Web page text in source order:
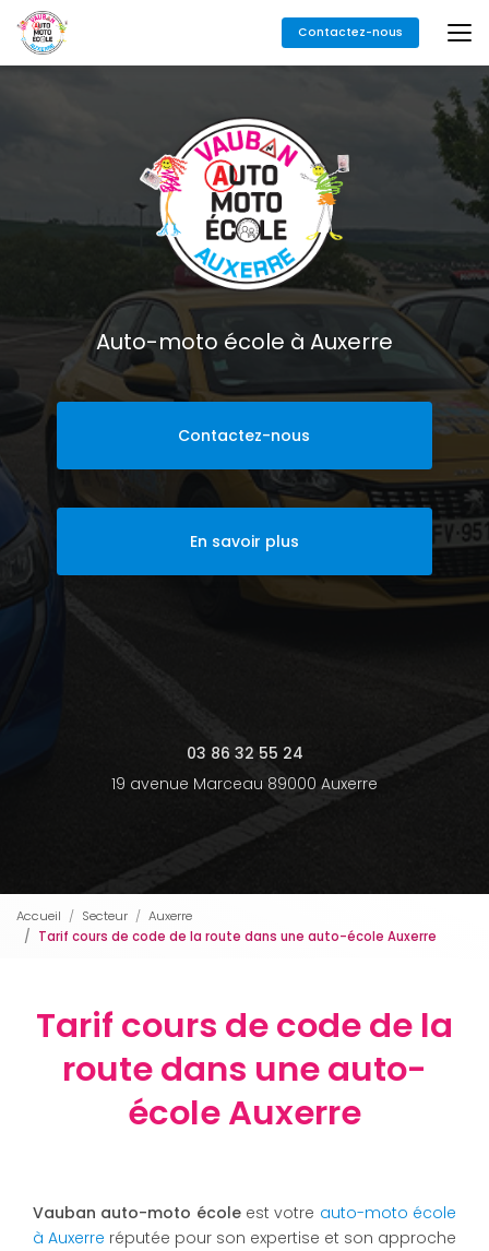
Aller
contenu
Contactez-nous
Auto-moto école à Auxerre
Contactez-nous
En savoir plus
03 86 32 55 24
19 avenue Marceau 89000 Auxerre
Accueil Secteur
Auxerre
Tarif cours de code de la route dans une auto-école Auxerre
Tarif cours de code de la
route dans une auto-
école Auxerre
Vauban auto-moto écoleest votre auto-moto école
à Auxerre réputée pour son expertise et son approche